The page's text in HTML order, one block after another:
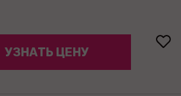
УЗНАТЬ ЦЕНУ